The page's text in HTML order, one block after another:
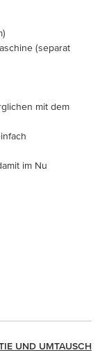
(separat
mit dem
im Nu
UND UMTAUSCH